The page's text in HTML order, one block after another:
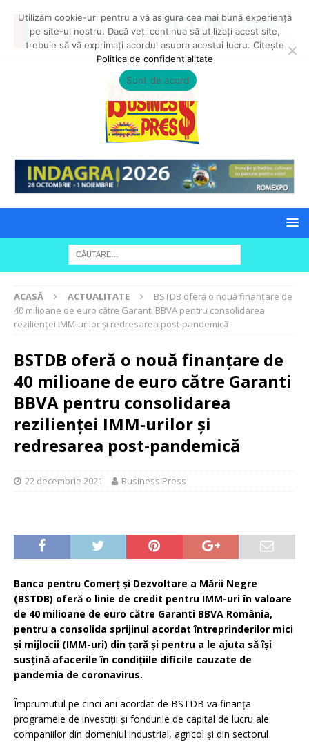
ACASĂ ACTUALITATE
BSTDB oferă o nouă finanțare de
40 milioane de euro către Garanti BBVA pentru consolidarea
rezilienței IMM-urilor și redresarea post-pandemică
BSTDB oferă o nouă finanțare de
40 milioane de euro către Garanti
BBVA pentru consolidarea
rezilienței IMM-urilor și
redresarea post-pandemică
22 decembrie 2021 Business Press
Banca pentru Comerț și Dezvoltare a Mării Negre
(BSTDB) oferă o linie de credit pentru IMM-uri în valoare
de 40 milioane de euro către Garanti BBVA România,
pentru a consolida sprijinul acordat întreprinderilor mici
și mijlocii (IMM-uri) din țară și pentru a le ajuta să își
susțină afacerile în condițiile dificile cauzate de
pandemia de coronavirus.
Împrumutul pe cinci ani acordat de BSTDB va finanța
programele de investiții și fondurile de capital de lucru ale
companiilor din domeniul industrial, agricol și din sectorul
Utilizăm cookie-uri pentru a vă asigura cea mai bună experiență
pe site-ul nostru. Dacă veți continua să utilizați acest site,
trebuie să vă exprimați acordul asupra acestui lucru. Citește
Politica de confidențialitate
Sunt de acord